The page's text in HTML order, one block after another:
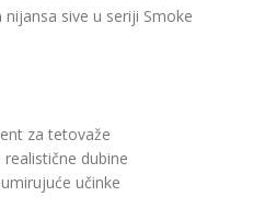
nijansa sive u seriji Smoke
za tetovaže
dubine
učinke